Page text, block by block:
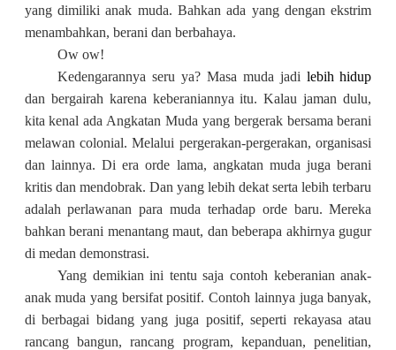
yang dimiliki anak muda. Bahkan ada yang dengan ekstrim
menambahkan, berani dan berbahaya.
Ow ow!
Kedengarannya seru ya? Masa muda jadi lebih hidup
dan bergairah karena keberaniannya itu. Kalau jaman dulu,
kita kenal ada Angkatan Muda yang bergerak bersama berani
melawan colonial. Melalui pergerakan-pergerakan, organisasi
dan lainnya. Di era orde lama, angkatan muda juga berani
kritis dan mendobrak. Dan yang lebih dekat serta lebih terbaru
adalah perlawanan para muda terhadap orde baru. Mereka
bahkan berani menantang maut, dan beberapa akhirnya gugur
di medan demonstrasi.
Yang demikian ini tentu saja contoh keberanian anak-
anak muda yang bersifat positif. Contoh lainnya juga banyak,
di berbagai bidang yang juga positif, seperti rekayasa atau
rancang bangun, rancang program, kepanduan, penelitian,